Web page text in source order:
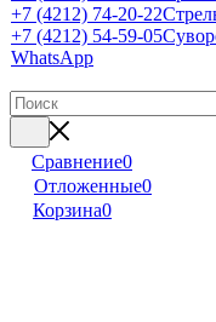
+7 (4212) 74-20-22
+7 (4212) 54-59-05
WhatsApp
Сравнение0
Отложенные0
Корзина0